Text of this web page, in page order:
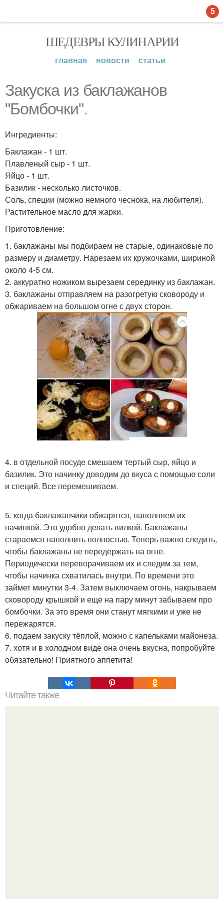
ШЕДЕВРЫ КУЛИНАРИИ
главная новости статьи
Закуска из баклажанов
"Бомбочки".
Ингредиенты:
Баклажан - 1 шт.
Плавленый сыр - 1 шт.
Яйцо - 1 шт.
Базилик - несколько листочков.
Соль, специи (можно немного чеснока, на любителя).
Растительное масло для жарки.
Приготовление:
1. баклажаны мы подбираем не старые, одинаковые по
размеру и диаметру. Нарезаем их кружочками, шириной
около 4-5 см.
2. аккуратно ножиком вырезаем серединку из баклажан.
3. баклажаны отправляем на разогретую сковороду и
обжариваем на большом огне с двух сторон.
4. в отдельной посуде смешаем тертый сыр, яйцо и
базилик. Это начинку доводим до вкуса с помощью соли
и специй. Все перемешиваем.
5. когда баклажанчики обжарятся, наполняем их
начинкой. Это удобно делать вилкой. Баклажаны
стараемся наполнить полностью. Теперь важно следить,
чтобы баклажаны не передержать на огне.
Периодически переворачиваем их и следим за тем,
чтобы начинка схватилась внутри. По времени это
займет минутки 3-4. Затем выключаем огонь, накрываем
сковороду крышкой и еще на пару минут забываем про
бомбочки. За это время они станут мягкими и уже не
пережарятся.
6. подаем закуску тёплой, можно с капельками майонеза.
7. хотя и в холодном виде она очень вкусна, попробуйте
обязательно! Приятного аппетита!
Читайте также
5